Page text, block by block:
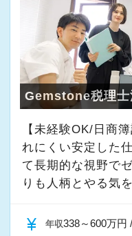
しながらさらに成
一緒に学び、成長
てる仕事をしてい
★事務所の理念★
～事業の発展に寄
会計・税務を通じ
し、人生豊かで幸
～
当事務所では、経
に取り組んでいま
Gemstone税理士
【未経験OK/日商
れにくい安定した
て⻑期的な視野で
りも人柄とやる気
currency_yen 年収338～600万円 /